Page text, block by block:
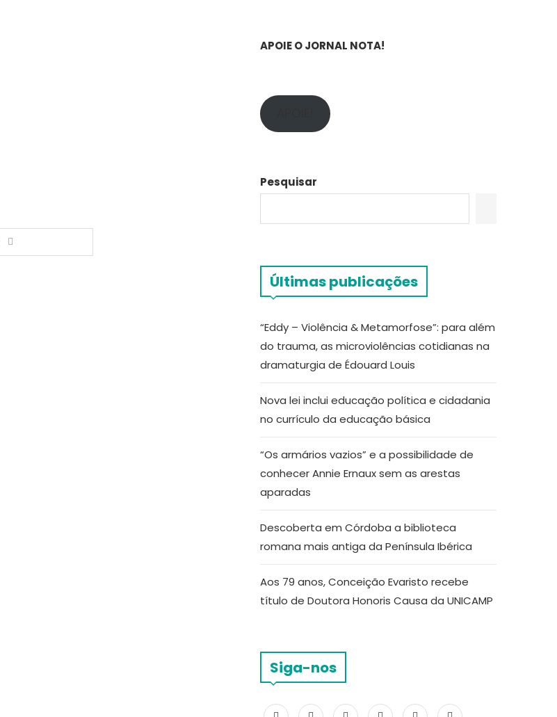
APOIE O JORNAL NOTA!
Pesquisar
Últimas publicações
“Eddy – Violência & Metamorfose”: para além
do trauma, as microviolências cotidianas na
dramaturgia de Édouard Louis
Nova lei inclui educação política e cidadania
no currículo da educação básica
“Os armários vazios” e a possibilidade de
conhecer Annie Ernaux sem as arestas
aparadas
Descoberta em Córdoba a biblioteca
romana mais antiga da Península Ibérica
Aos 79 anos, Conceição Evaristo recebe
título de Doutora Honoris Causa da UNICAMP
Siga-nos